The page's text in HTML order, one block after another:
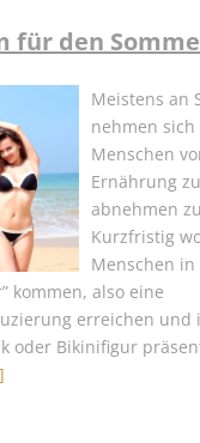
für den
Meistens an
nehmen sich
Menschen
Ernährung
abnehmen
Kurzfristig
Menschen
kommen, also eine
erreichen und
oder Bikinifigur